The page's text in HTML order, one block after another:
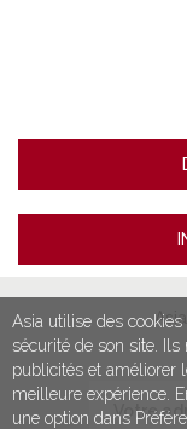
Asia utilise des
sécurité de son site.
publicités et améliorer
meilleure expérience.
une option dans